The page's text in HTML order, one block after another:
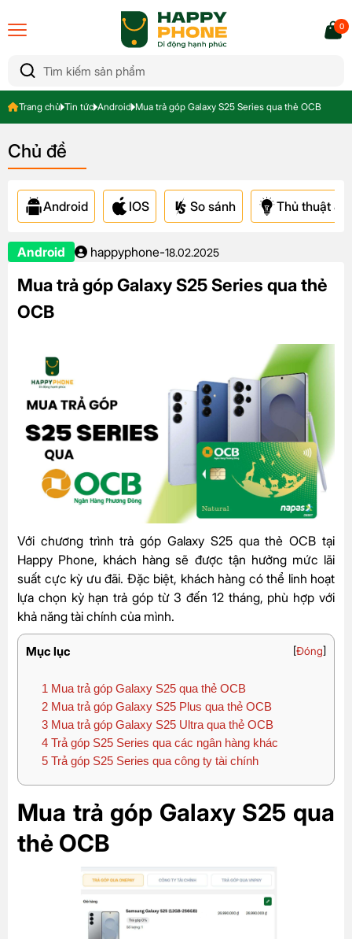
0
Trang chủ Tin tức Android Mua trả góp Galaxy S25 Series qua thẻ OCB
Chủ đề
Android IOS So sánh Thủ thuật &
Android happyphone-18.02.2025
Mua trả góp Galaxy S25 Series qua thẻ
OCB
Với chương trình trả góp Galaxy S25 qua thẻ OCB tại
Happy Phone, khách hàng sẽ được tận hưởng mức lãi
suất cực kỳ ưu đãi. Đặc biệt, khách hàng có thể linh hoạt
lựa chọn kỳ hạn trả góp từ 3 đến 12 tháng, phù hợp với
khả năng tài chính của mình.
Mục lục [Đóng]
1 Mua trả góp Galaxy S25 qua thẻ OCB
2 Mua trả góp Galaxy S25 Plus qua thẻ OCB
3 Mua trả góp Galaxy S25 Ultra qua thẻ OCB
4 Trả góp S25 Series qua các ngân hàng khác
5 Trả góp S25 Series qua công ty tài chính
Mua trả góp Galaxy S25 qua
thẻ OCB